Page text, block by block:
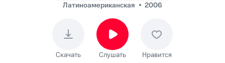
Латиноамериканская
2006
Скачать Слушать Нравится